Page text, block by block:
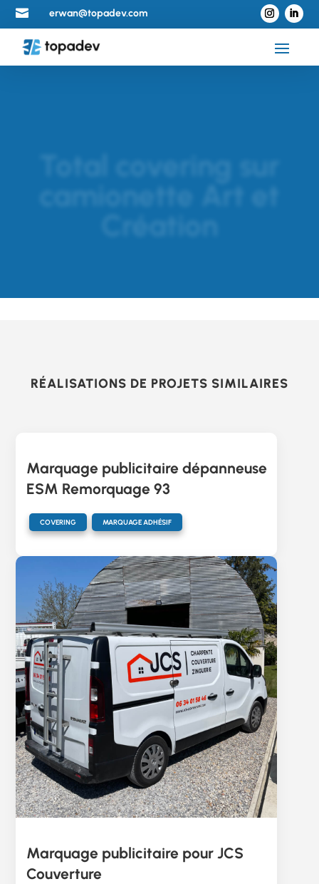
 erwan@topadev.com
Total covering sur
camionette Art et
Création
RÉALISATIONS DE PROJETS SIMILAIRES
Marquage publicitaire dépanneuse
ESM Remorquage 93
COVERING
,
MARQUAGE ADHÉSIF
Marquage publicitaire pour JCS
Couverture